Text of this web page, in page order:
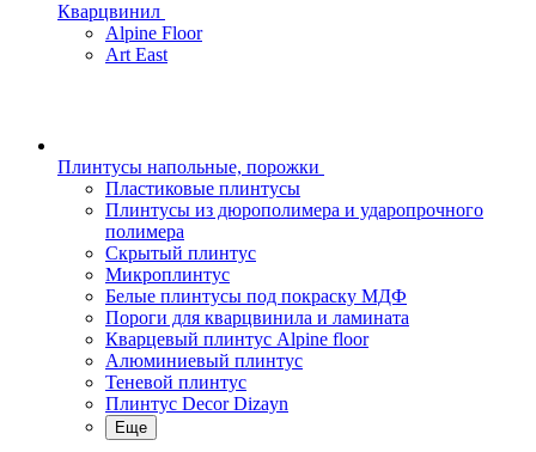
Кварцвинил
Alpine Floor
Art East
Плинтусы напольные, порожки
Пластиковые плинтусы
Плинтусы из дюрополимера и ударопрочного
полимера
Скрытый плинтус
Микроплинтус
Белые плинтусы под покраску МДФ
Пороги для кварцвинила и ламината
Кварцевый плинтус Alpine floor
Алюминиевый плинтус
Теневой плинтус
Плинтус Decor Dizayn
Еще